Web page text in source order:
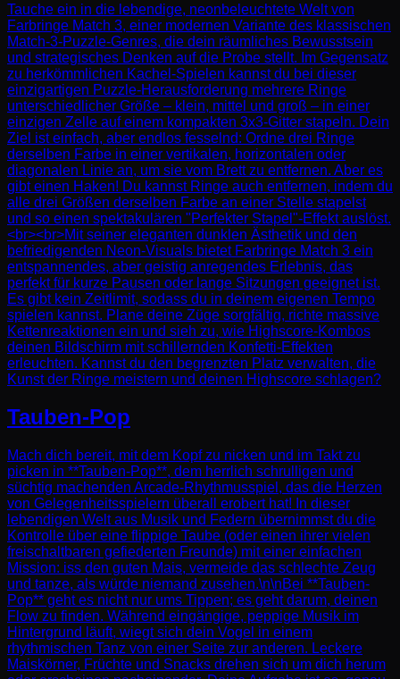
Tauche ein in die lebendige, neonbeleuchtete Welt von
Farbringe Match 3, einer modernen Variante des klassischen
Match-3-Puzzle-Genres, die dein räumliches Bewusstsein
und strategisches Denken auf die Probe stellt. Im Gegensatz
zu herkömmlichen Kachel-Spielen kannst du bei dieser
einzigartigen Puzzle-Herausforderung mehrere Ringe
unterschiedlicher Größe – klein, mittel und groß – in einer
einzigen Zelle auf einem kompakten 3x3-Gitter stapeln. Dein
Ziel ist einfach, aber endlos fesselnd: Ordne drei Ringe
derselben Farbe in einer vertikalen, horizontalen oder
diagonalen Linie an, um sie vom Brett zu entfernen. Aber es
gibt einen Haken! Du kannst Ringe auch entfernen, indem du
alle drei Größen derselben Farbe an einer Stelle stapelst
und so einen spektakulären "Perfekter Stapel"-Effekt auslöst.
<br><br>Mit seiner eleganten dunklen Ästhetik und den
befriedigenden Neon-Visuals bietet Farbringe Match 3 ein
entspannendes, aber geistig anregendes Erlebnis, das
perfekt für kurze Pausen oder lange Sitzungen geeignet ist.
Es gibt kein Zeitlimit, sodass du in deinem eigenen Tempo
spielen kannst. Plane deine Züge sorgfältig, richte massive
Kettenreaktionen ein und sieh zu, wie Highscore-Kombos
deinen Bildschirm mit schillernden Konfetti-Effekten
erleuchten. Kannst du den begrenzten Platz verwalten, die
Kunst der Ringe meistern und deinen Highscore schlagen?
Tauben-Pop
Mach dich bereit, mit dem Kopf zu nicken und im Takt zu
picken in **Tauben-Pop**, dem herrlich schrulligen und
süchtig machenden Arcade-Rhythmusspiel, das die Herzen
von Gelegenheitsspielern überall erobert hat! In dieser
lebendigen Welt aus Musik und Federn übernimmst du die
Kontrolle über eine flippige Taube (oder einen ihrer vielen
freischaltbaren gefiederten Freunde) mit einer einfachen
Mission: iss den guten Mais, vermeide das schlechte Zeug
und tanze, als würde niemand zusehen.\n\nBei **Tauben-
Pop** geht es nicht nur ums Tippen; es geht darum, deinen
Flow zu finden. Während eingängige, peppige Musik im
Hintergrund läuft, wiegt sich dein Vogel in einem
rhythmischen Tanz von einer Seite zur anderen. Leckere
Maiskörner, Früchte und Snacks drehen sich um dich herum